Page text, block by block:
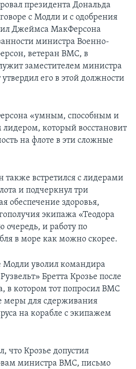
президента Дональда
с Модли и с одобрения
Джеймса МакФерсона
министра Военно-
ветеран ВМС, в
заместителем министра
его в этой должности
«умным, способным и
который восстановит
на флоте в эти сложные
также встретился с лидерами
и подчеркнул три
обеспечение здоровья,
экипажа «Теодора
очередь, и работу по
в море как можно скорее.
уволил командира
Бретта Крозье после
в котором тот попросил ВМС
меры для сдерживания
на корабле с экипажем
что Крозье допустил
министра ВМС, письмо